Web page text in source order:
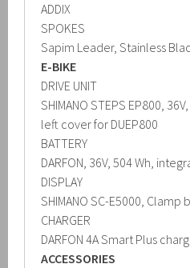
ADDIX
SPOKES
Sapim Leader, Stainless
E-BIKE
DRIVE UNIT
SHIMANO STEPS EP800,
left cover for DUEP800
BATTERY
DARFON, 36V, 504 Wh,
DISPLAY
SHIMANO SC-E5000, Clamp
CHARGER
DARFON 4A Smart Plus
ACCESSORIES